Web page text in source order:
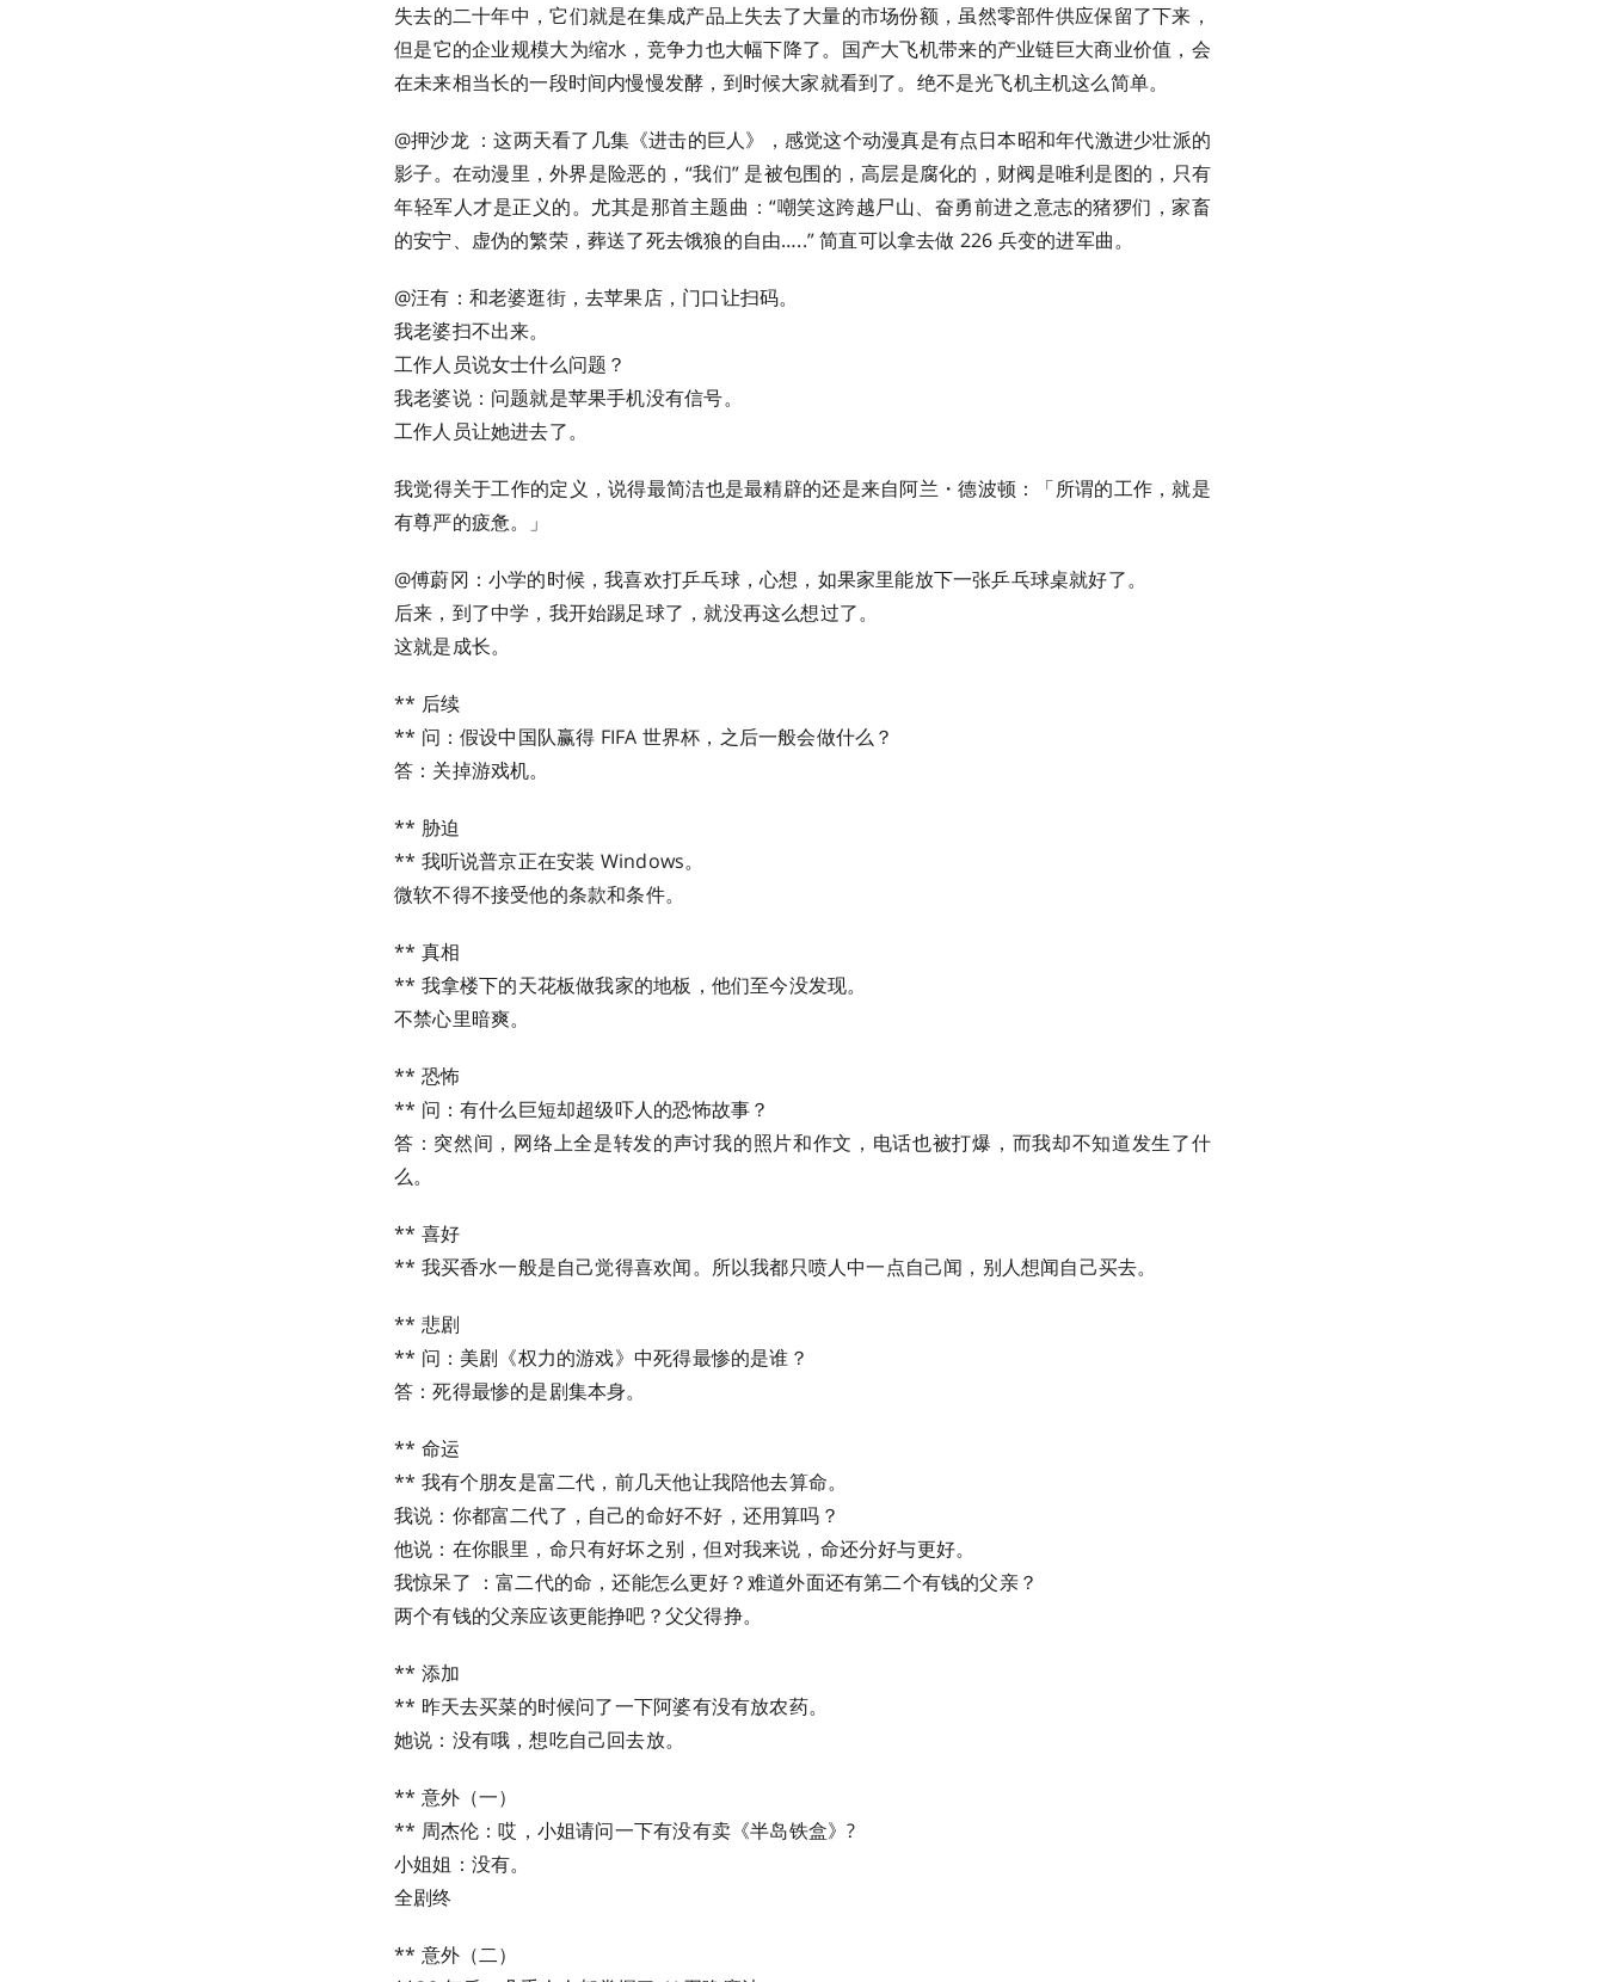
失去的二十年中，它们就是在集成产品上失去了大量的市场份额，虽然零部件供应保留了下来，
但是它的企业规模大为缩水，竞争力也大幅下降了。国产大飞机带来的产业链巨大商业价值，会
在未来相当长的一段时间内慢慢发酵，到时候大家就看到了。绝不是光飞机主机这么简单。
@押沙龙 ：这两天看了几集《进击的巨人》，感觉这个动漫真是有点日本昭和年代激进少壮派的
影子。在动漫里，外界是险恶的，“我们” 是被包围的，高层是腐化的，财阀是唯利是图的，只有
年轻军人才是正义的。尤其是那首主题曲：“嘲笑这跨越尸山、奋勇前进之意志的猪猡们，家畜
的安宁、虚伪的繁荣，葬送了死去饿狼的自由…..” 简直可以拿去做 226 兵变的进军曲。
@汪有：和老婆逛街，去苹果店，门口让扫码。
我老婆扫不出来。
工作人员说女士什么问题？
我老婆说：问题就是苹果手机没有信号。
工作人员让她进去了。
我觉得关于工作的定义，说得最简洁也是最精辟的还是来自阿兰・德波顿：「所谓的工作，就是
有尊严的疲惫。」
@傅蔚冈：小学的时候，我喜欢打乒乓球，心想，如果家里能放下一张乒乓球桌就好了。
后来，到了中学，我开始踢足球了，就没再这么想过了。
这就是成长。
** 后续
** 问：假设中国队赢得 FIFA 世界杯，之后一般会做什么？
答：关掉游戏机。
** 胁迫
** 我听说普京正在安装 Windows。
微软不得不接受他的条款和条件。
** 真相
** 我拿楼下的天花板做我家的地板，他们至今没发现。
不禁心里暗爽。
** 恐怖
** 问：有什么巨短却超级吓人的恐怖故事？
答：突然间，网络上全是转发的声讨我的照片和作文，电话也被打爆，而我却不知道发生了什
么。
** 喜好
** 我买香水一般是自己觉得喜欢闻。所以我都只喷人中一点自己闻，别人想闻自己买去。
** 悲剧
** 问：美剧《权力的游戏》中死得最惨的是谁？
答：死得最惨的是剧集本身。
** 命运
** 我有个朋友是富二代，前几天他让我陪他去算命。
我说：你都富二代了，自己的命好不好，还用算吗？
他说：在你眼里，命只有好坏之别，但对我来说，命还分好与更好。
我惊呆了 ：富二代的命，还能怎么更好？难道外面还有第二个有钱的父亲？
两个有钱的父亲应该更能挣吧？父父得挣。
** 添加
** 昨天去买菜的时候问了一下阿婆有没有放农药。
她说：没有哦，想吃自己回去放。
** 意外（一）
** 周杰伦：哎，小姐请问一下有没有卖《半岛铁盒》?
小姐姐：没有。
全剧终
** 意外（二）